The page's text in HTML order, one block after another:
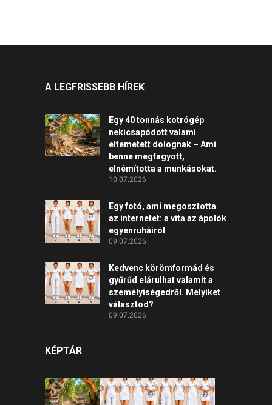
A LEGFRISSEBB HÍREK
Egy 40 tonnás kotrógép
nekicsapódott valami
eltemetett dolognak – Ami
benne megfagyott,
elnémította a munkásokat.
10.07.2026
Egy fotó, ami megosztotta
az internetet: a vita az ápolók
egyenruháiról
09.07.2026
Kedvenc körömformád és
gyűrűd elárulhat valamit a
személyiségedről. Melyiket
választod?
09.07.2026
KÉPTÁR